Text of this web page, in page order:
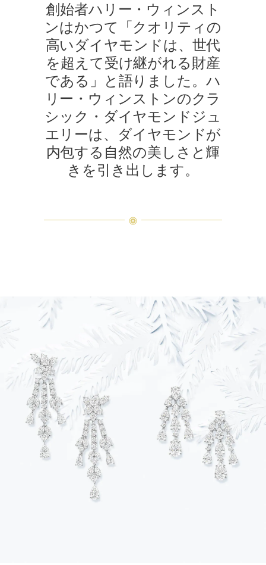
創始者ハリー・ウィンスト
ンはかつて「クオリティの
高いダイヤモンドは、世代
を超えて受け継がれる財産
である」と語りました。ハ
リー・ウィンストンのクラ
シック・ダイヤモンドジュ
エリーは、ダイヤモンドが
内包する自然の美しさと輝
きを引き出します。